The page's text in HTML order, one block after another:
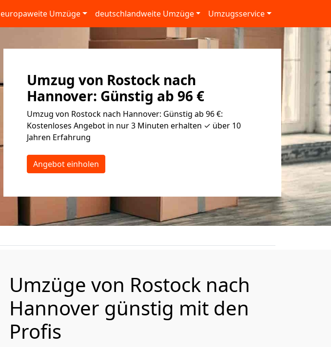
europaweite Umzüge deutschlandweite Umzüge Umzugsservice
Umzug von Rostock nach
Hannover: Günstig ab 96 €
Umzug von Rostock nach Hannover: Günstig ab 96 €:
Kostenloses Angebot in nur 3 Minuten erhalten ✓ über 10
Jahren Erfahrung
Angebot einholen
Umzüge von Rostock nach
Hannover günstig mit den
Profis